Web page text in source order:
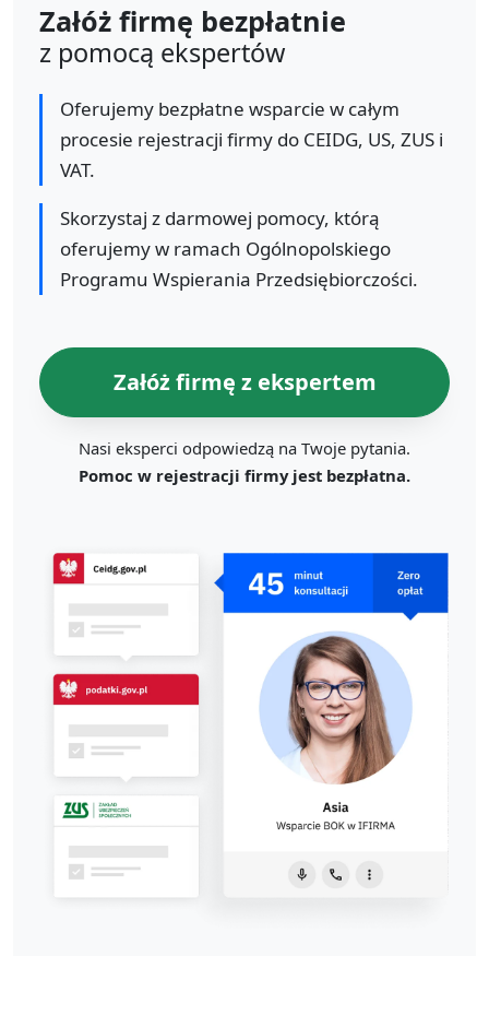
Załóż firmę bezpłatnie
z pomocą ekspertów
Oferujemy bezpłatne wsparcie w całym
procesie rejestracji firmy do CEIDG, US, ZUS i
VAT.
Skorzystaj z darmowej pomocy, którą
oferujemy w ramach Ogólnopolskiego
Programu Wspierania Przedsiębiorczości.
Załóż firmę z ekspertem
Nasi eksperci odpowiedzą na Twoje pytania.
Pomoc w rejestracji firmy jest bezpłatna.